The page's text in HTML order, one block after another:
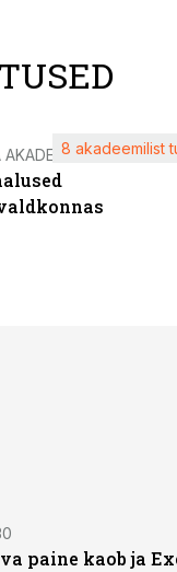
AKADEEMIA8 akadeemilist
paine kaob ja